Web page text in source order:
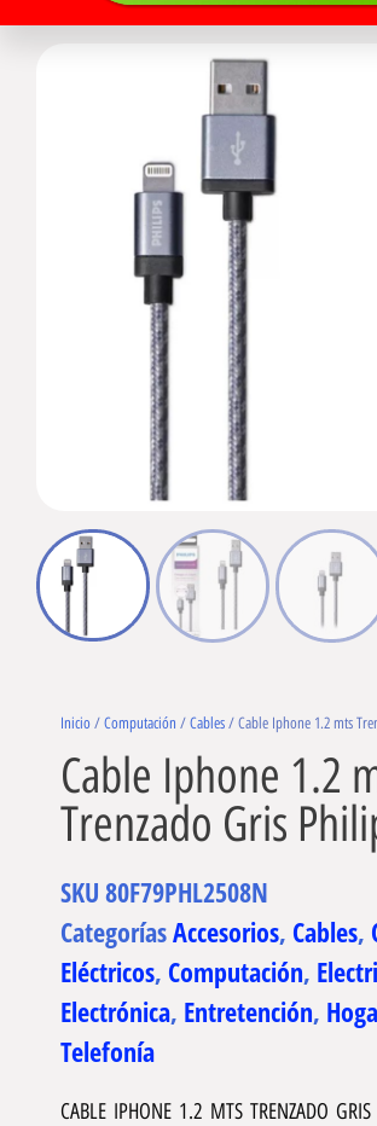
Inicio / Computación / Cables / Cable Iphone 1.2 mts
Cable Iphone 1.2
Trenzado Gris
SKU 80F79PHL2508N
CategoríasAccesorios, Cables,
Eléctricos, Computación,
Electrónica, Entretención,
Telefonía
CABLE IPHONE 1.2 MTS TRENZADO